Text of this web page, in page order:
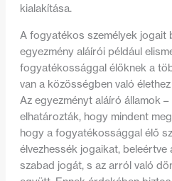
kialakítása.
A fogyatékos személyek jogait
egyezmény aláírói például
fogyatékossággal élőknek a
van a közösségben való
Az egyezményt aláíró államok
elhatározták, hogy mindent
hogy a fogyatékossággal élő
élvezhessék jogaikat, beleértve
szabad jogát, s az arról való